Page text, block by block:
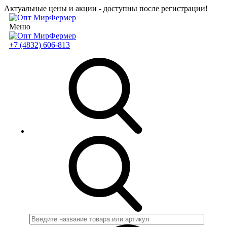
Актуальные цены и акции - доступны после регистрации!
Меню
+7 (4832) 606-813